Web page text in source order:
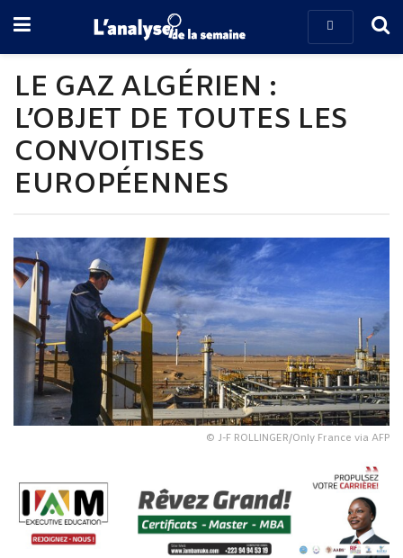
LE GAZ ALGÉRIEN :
L’OBJET DE TOUTES LES
CONVOITISES
EUROPÉENNES
© J-F ROLLINGER/Only France via AFP